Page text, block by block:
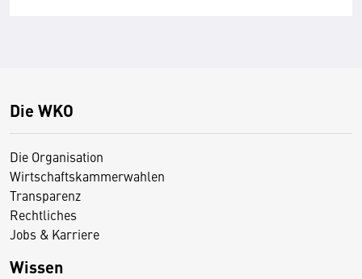
Die WKO
Die Organisation
Wirtschaftskammerwahlen
Transparenz
Rechtliches
Jobs & Karriere
Wissen